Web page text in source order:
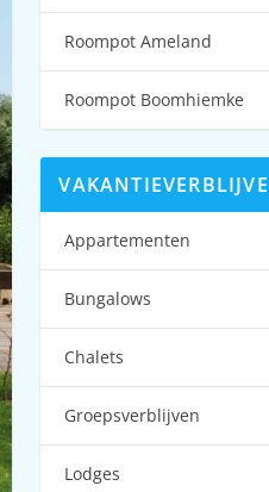
Roompot Ameland
Roompot Boomhiemke
Appartementen
Bungalows
Chalets
Groepsverblijven
Lodges